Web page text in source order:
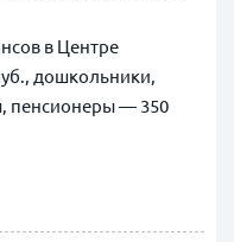
в Центре
дошкольники,
пенсионеры — 350